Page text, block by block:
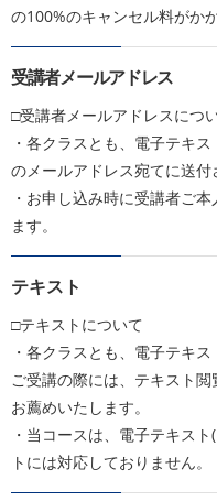
の100%のキャンセル料がかか
受講者メールアドレス
□受講者メールアドレスにつ
・各クラスとも、電子テキ
のメールアドレス宛てに送付
・お申し込み時に受講者ご
ます。
テキスト
□テキストについて
・各クラスとも、電子テキス
ご受講の際には、テキスト
お薦めいたします。
・当コースは、電子テキス
トには対応しておりません。